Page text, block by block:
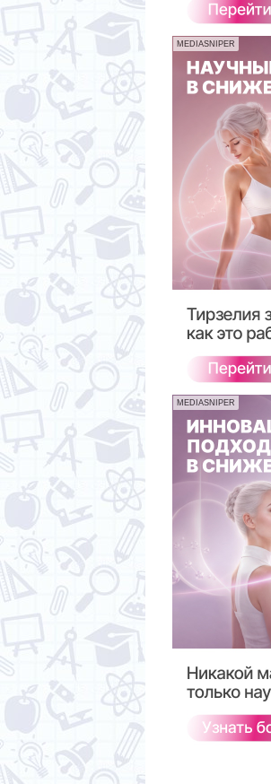
MEDIASNIPER
MEDIASNIPER